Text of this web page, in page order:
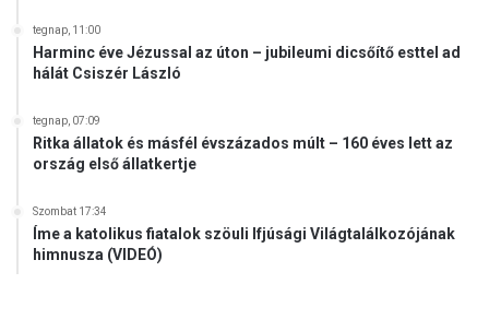
tegnap, 11:00
Harminc éve Jézussal az úton – jubileumi dicsőítő esttel ad
hálát Csiszér László
tegnap, 07:09
Ritka állatok és másfél évszázados múlt – 160 éves lett az
ország első állatkertje
Szombat 17:34
Íme a katolikus fiatalok szöuli Ifjúsági Világtalálkozójának
himnusza (VIDEÓ)